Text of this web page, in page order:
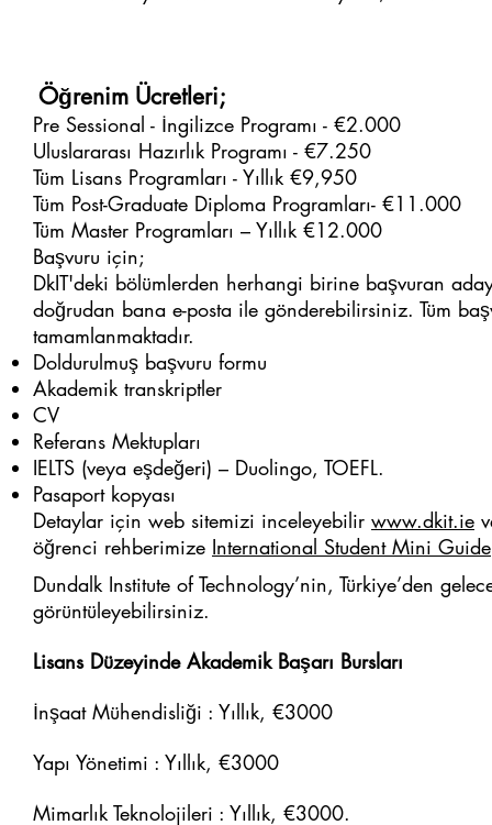
Öğrenim Ücretleri;
Pre Sessional - İngilizce Programı - €2.000
Uluslararası Hazırlık Programı - €7.250
Tüm Lisans Programları - Yıllık €9,950
Tüm Post-Graduate Diploma Programları- €11.000
Tüm Master Programları – Yıllık €12.000
Başvuru için;
DkIT'deki bölümlerden herhangi birine başvuran
doğrudan bana e-posta ile gönderebilirsiniz. Tüm
tamamlanmaktadır.
Doldurulmuş başvuru formu
Akademik transkriptler
CV
Referans Mektupları
IELTS (veya eşdeğeri) – Duolingo, TOEFL.
Pasaport kopyası
Detaylar için web sitemizi inceleyebilir www.dkit.ie
öğrenci rehberimize International Student Mini Guide
Dundalk Institute of Technology’nin, Türkiye’den
görüntüleyebilirsiniz.
Lisans Düzeyinde Akademik Başarı Bursları
İnşaat Mühendisliği : Yıllık, €3000
Yapı Yönetimi : Yıllık, €3000
Mimarlık Teknolojileri : Yıllık, €3000.